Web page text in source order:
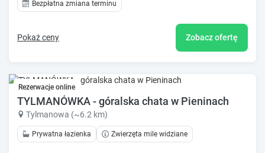
Bezpłatna zmiana terminu
Pokaż ceny Zobacz ofertę
Rezerwacje online
TYLMANÓWKA - góralska chata w Pieninach
Tylmanowa (~6.2 km)
Prywatna łazienka Zwierzęta mile widziane